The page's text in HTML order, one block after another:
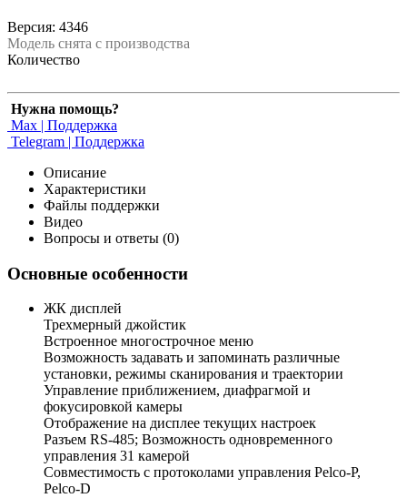
Версия: 4346
Модель снята с производства
Количество
Нужна помощь?
Max | Поддержка
Telegram | Поддержка
Описание
Характеристики
Файлы поддержки
Видео
Вопросы и ответы (0)
Основные особенности
ЖК дисплей
Трехмерный джойстик
Встроенное многострочное меню
Возможность задавать и запоминать различные
установки, режимы сканирования и траектории
Управление приближением, диафрагмой и
фокусировкой камеры
Отображение на дисплее текущих настроек
Разъем RS-485; Возможность одновременного
управления 31 камерой
Совместимость с протоколами управления Pelco-P,
Pelco-D